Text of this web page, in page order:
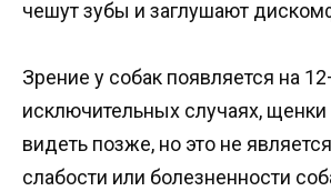
чешут зубы и заглушают
Зрение у собак появляется на
исключительных случаях,
видеть позже, но это не
слабости или болезненности